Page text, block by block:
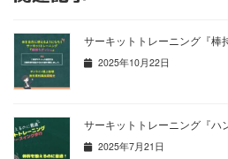
サーキットトレーニング『棒
2025年10月22日
サーキットトレーニング『ハ
2025年7月21日